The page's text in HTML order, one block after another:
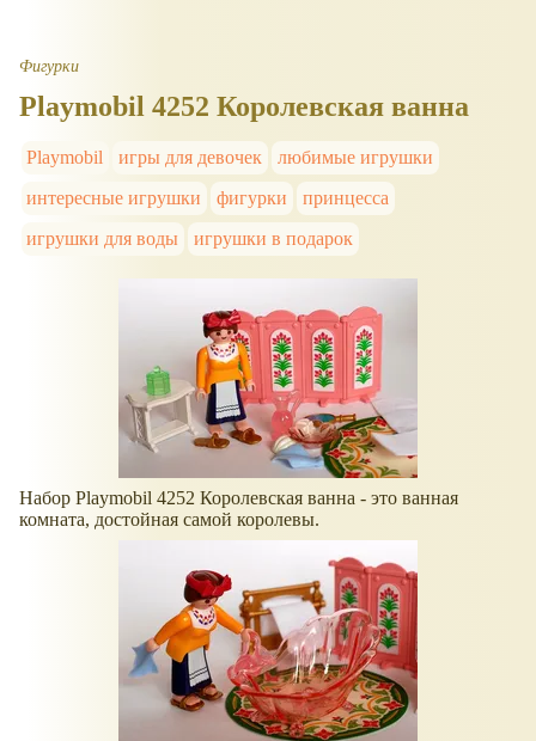
Фигурки
Playmobil 4252 Королевская ванна
Playmobil игры для девочек
любимые игрушки
интересные игрушки
фигурки
принцесса
игрушки для воды
игрушки в подарок
Набор Playmobil 4252 Королевская ванна - это ванная
комната, достойная самой королевы.